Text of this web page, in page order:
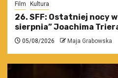
Film Kultura
26. SFF: Ostatniej nocy w
sierpnia” Joachima
05/08/2026 Maja Grabowska